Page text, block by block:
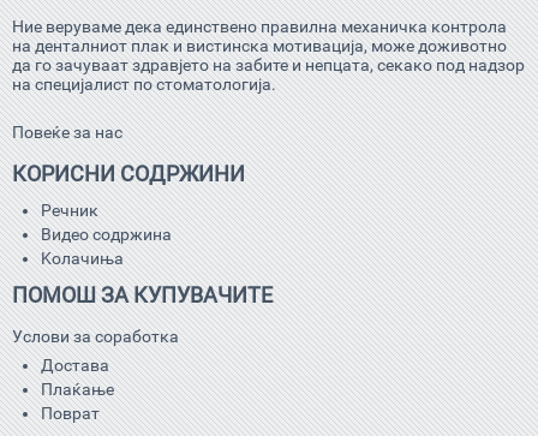
Ние веруваме дека единствено правилна механичка контрола
на денталниот плак и вистинска мотивација, може доживотно
да го зачуваат здравјето на забите и непцата, секако под надзор
на специјалист по стоматологија.
Повеќе за нас
КОРИСНИ СОДРЖИНИ
Речник
Видео содржина
Kолачиња
ПОМОШ ЗА КУПУВАЧИТЕ
Услови за соработка
Достава
Плаќање
Поврат